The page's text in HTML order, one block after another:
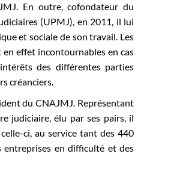
En outre, cofondateur du
(UPMJ), en 2011, il lui
et sociale de son travail. Les
effet incontournables en cas
des différentes parties
créanciers.
du CNAJMJ. Représentant
judiciaire, élu par ses pairs, il
ci, au service tant des 440
entreprises en difficulté et des